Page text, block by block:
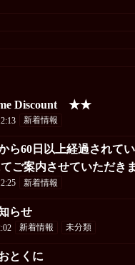
Discount ★★
新着情報
ら60日以上経過されて
ご案内させていただき
新着情報
らせ
新着情報 未分類
とくに